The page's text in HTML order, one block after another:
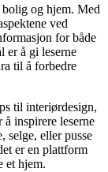
og hjem. Med
ved
for både
er å gi leserne
til å forbedre
til interiørdesign,
inspirere leserne
selge, eller pusse
er en plattform
et hjem.